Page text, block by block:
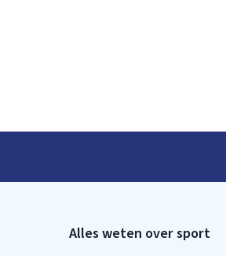
Alles weten over sport